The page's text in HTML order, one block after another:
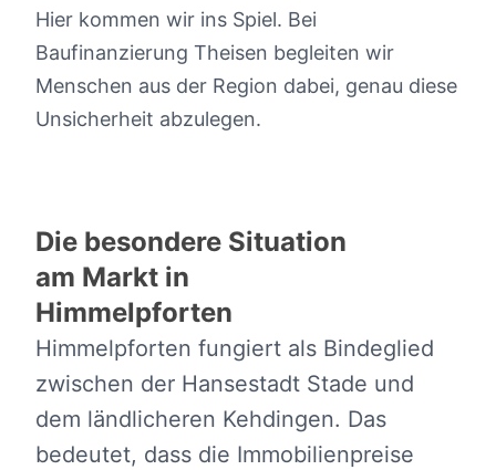
Hier kommen wir ins Spiel. Bei
Baufinanzierung Theisen begleiten wir
Menschen aus der Region dabei, genau diese
Unsicherheit abzulegen.
Die besondere Situation
am Markt in
Himmelpforten
Himmelpforten fungiert als Bindeglied
zwischen der Hansestadt Stade und
dem ländlicheren Kehdingen. Das
bedeutet, dass die Immobilienpreise